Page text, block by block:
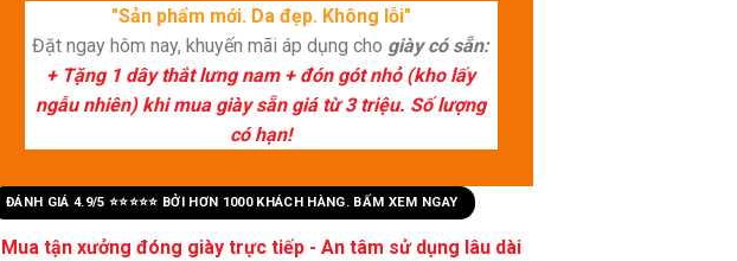
"Sản phẩm mới. Da đẹp. Không lỗi"
Đặt ngay hôm nay, khuyến mãi áp dụng cho giày có sẵn:
+ Tặng 1 dây thắt lưng nam + đón gót nhỏ (kho lấy
ngẫu nhiên) khi mua giày sẵn giá từ 3 triệu. Số lượng
có hạn!
ĐÁNH GIÁ 4.9/5 ⭐⭐⭐⭐⭐ BỞI HƠN 1000 KHÁCH HÀNG. BẤM XEM NGAY
Mua tận xưởng đóng giày trực tiếp - An tâm sử dụng lâu dài